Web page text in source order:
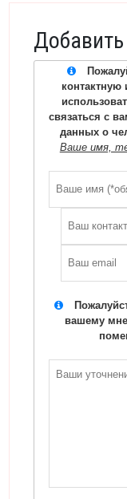
Добавить
связаться с
данных о
Ваше имя,
вашему